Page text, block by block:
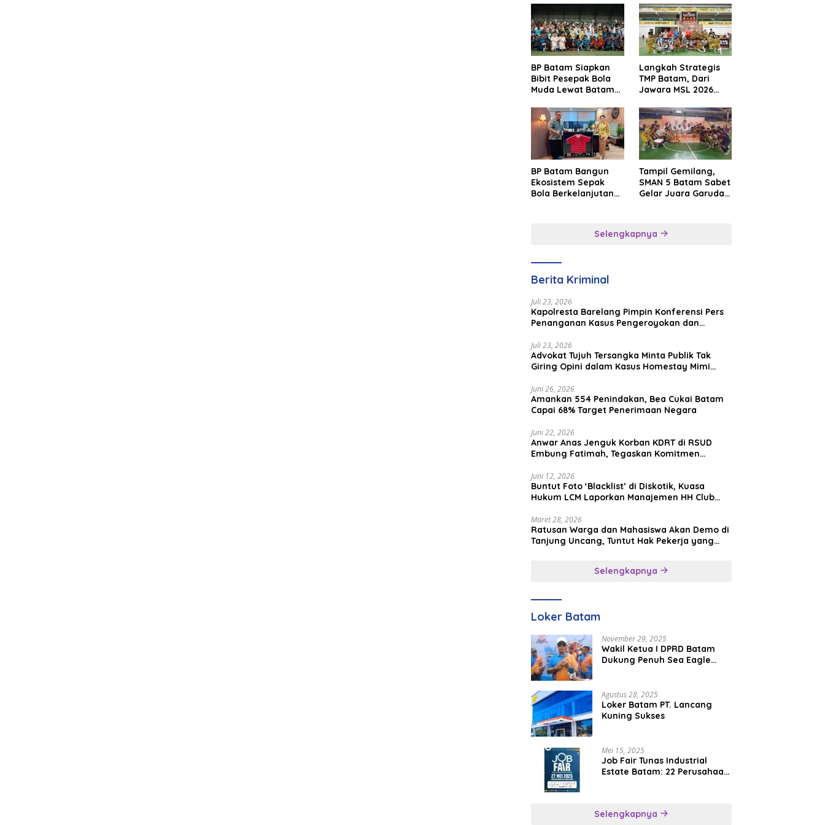
BP Batam Siapkan
Bibit Pesepak Bola
Muda Lewat Batam
Grassroot Football
Festival 2026
Langkah Strategis
TMP Batam, Dari
Jawara MSL 2026
Internasional
BP Batam Bangun
Ekosistem Sepak
Bola Berkelanjutan
Tampil Gemilang,
SMAN 5 Batam Sabet
Gelar Juara Garuda
Selengkapnya
Berita Kriminal
Juli 23, 2026
Kapolresta Barelang Pimpin Konferensi Pers
Penanganan Kasus Pengeroyokan dan
Juli 23, 2026
Advokat Tujuh Tersangka Minta Publik Tak
Giring Opini dalam Kasus Homestay Mimi
Juni 26, 2026
Amankan 554 Penindakan, Bea Cukai Batam
Capai 68% Target Penerimaan Negara
Juni 22, 2026
Anwar Anas Jenguk Korban KDRT di RSUD
Embung Fatimah, Tegaskan Komitmen
Juni 12, 2026
Buntut Foto ‘Blacklist’ di Diskotik, Kuasa
Hukum LCM Laporkan Manajemen HH Club
Maret 28, 2026
Ratusan Warga dan Mahasiswa Akan Demo di
Tanjung Uncang, Tuntut Hak Pekerja yang
Selengkapnya
Loker Batam
November 29, 2025
Wakil Ketua I DPRD Batam
Dukung Penuh Sea Eagle
Agustus 28, 2025
Loker Batam PT. Lancang
Kuning Sukses
Mei 15, 2025
Job Fair Tunas Industrial
Estate Batam: 22 Perusahaan
Selengkapnya